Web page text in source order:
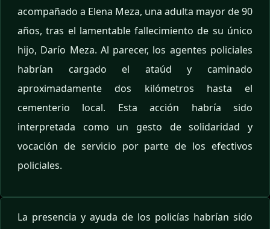
acompañado a Elena Meza, una adulta mayor de 90
años, tras el lamentable fallecimiento de su único
hijo, Darío Meza. Al parecer, los agentes policiales
habrían cargado el ataúd y caminado
aproximadamente dos kilómetros hasta el
cementerio local. Esta acción habría sido
interpretada como un gesto de solidaridad y
vocación de servicio por parte de los efectivos
policiales.
La presencia y ayuda de los policías habrían sido